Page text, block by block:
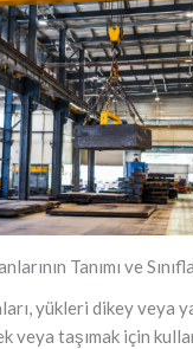
Tanımı ve
yükleri dikey veya
veya taşımak için